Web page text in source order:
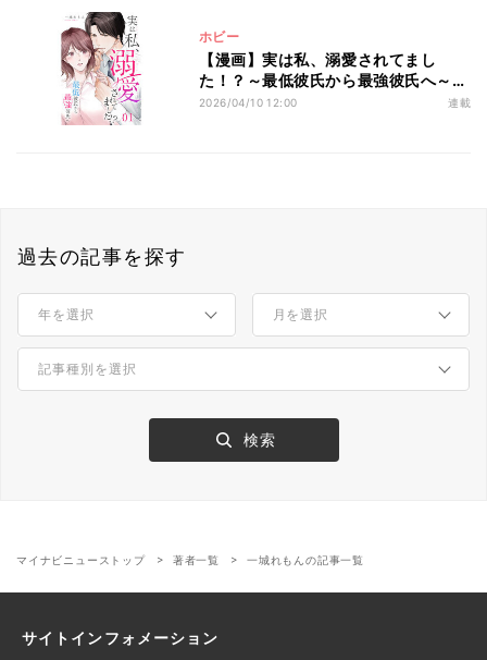
ホビー
【漫画】実は私、溺愛されてまし
た！？～最低彼氏から最強彼氏へ～
第1回 「飯まだ～?」結婚前から家政
2026/04/10 12:00 連載
過去の記事を探す
マイナビニューストップ 著者一覧 一城れもんの記事一覧
サイトインフォメーション